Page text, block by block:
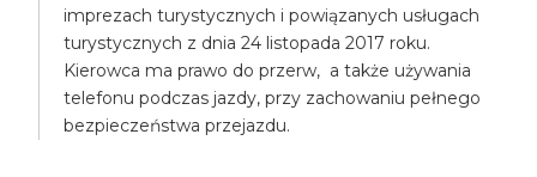
imprezach turystycznych i powiązanych usługach
turystycznych z dnia 24 listopada 2017 roku.
Kierowca ma prawo do przerw, a także używania
telefonu podczas jazdy, przy zachowaniu pełnego
bezpieczeństwa przejazdu.